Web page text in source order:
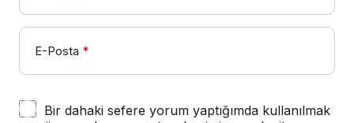
E-Posta *
Bir dahaki sefere yorum yaptığımda kullanılmak